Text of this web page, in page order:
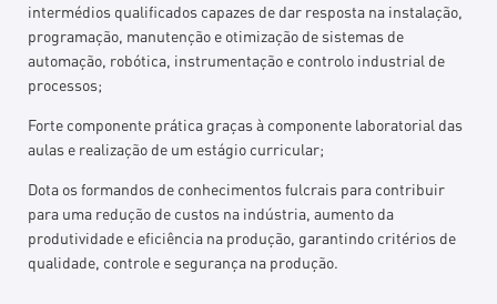
intermédios qualificados capazes de dar resposta na instalação,
programação, manutenção e otimização de sistemas de
automação, robótica, instrumentação e controlo industrial de
processos;
Forte componente prática graças à componente laboratorial das
aulas e realização de um estágio curricular;
Dota os formandos de conhecimentos fulcrais para contribuir
para uma redução de custos na indústria, aumento da
produtividade e eficiência na produção, garantindo critérios de
qualidade, controle e segurança na produção.